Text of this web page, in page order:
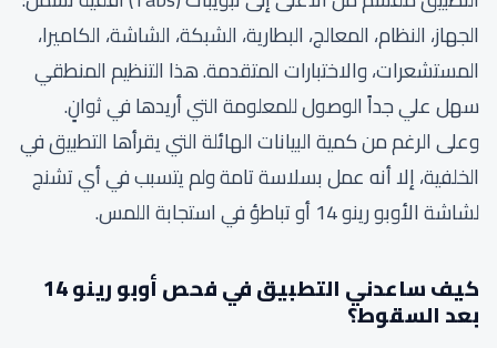
الجهاز، النظام، المعالج، البطارية، الشبكة، الشاشة، الكاميرا،
المستشعرات، والاختبارات المتقدمة. هذا التنظيم المنطقي
سهل علي جداً الوصول للمعلومة التي أريدها في ثوانٍ.
وعلى الرغم من كمية البيانات الهائلة التي يقرأها التطبيق في
الخلفية، إلا أنه عمل بسلاسة تامة ولم يتسبب في أي تشنج
لشاشة الأوبو رينو 14 أو تباطؤ في استجابة اللمس.
كيف ساعدني التطبيق في فحص أوبو رينو 14
بعد السقوط؟